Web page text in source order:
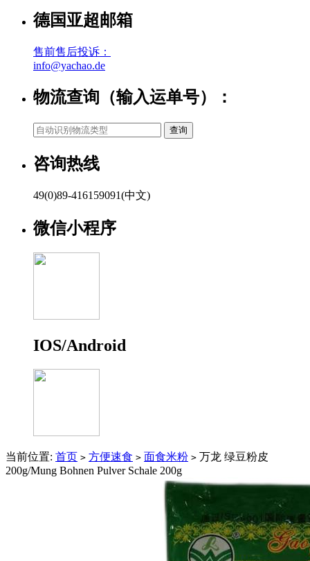
德国亚超邮箱
售前售后投诉：
info@yachao.de
物流查询（输入运单号）：
咨询热线
49(0)89-416159091(中文)
微信小程序
IOS/Android
当前位置: 首页 > 方便速食 > 面食米粉 > 万龙 绿豆粉皮
200g/Mung Bohnen Pulver Schale 200g